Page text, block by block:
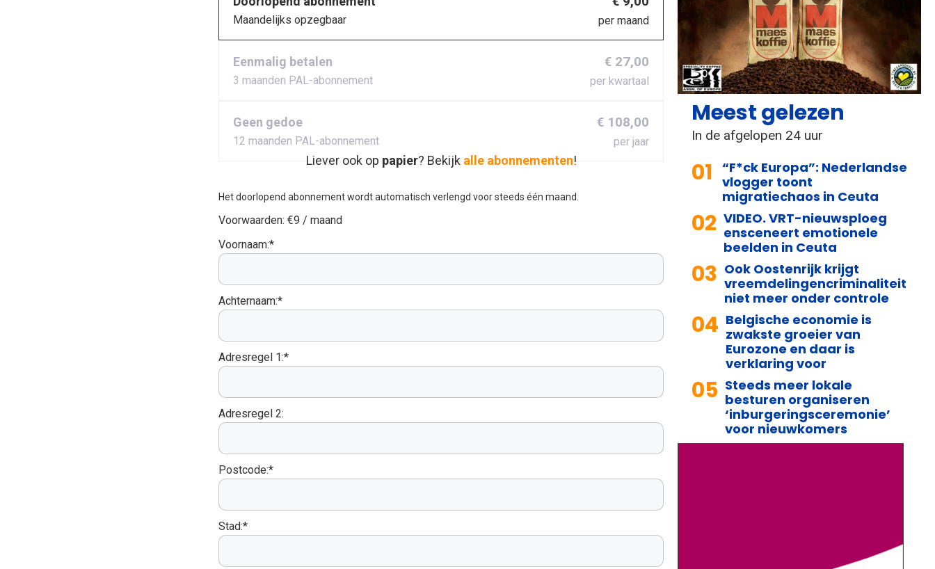
Maandelijks opzegbaar per maand
Eenmalig betalen
3 maanden PAL-abonnement
€ 27,00
per kwartaal
Geen gedoe
12 maanden PAL-abonnement
€ 108,00
per jaar
Liever ook op papier? Bekijk alle abonnementen!
Het doorlopend abonnement wordt automatisch verlengd voor steeds één maand.
Voorwaarden: €9 / maand
Voornaam:*
Achternaam:*
Adresregel 1:*
Adresregel 2:
Postcode:*
Stad:*
Meest gelezen
In de afgelopen 24 uur
01 “F*ck Europa”: Nederlandse
vlogger toont
migratiechaos in Ceuta
02 VIDEO. VRT-nieuwsploeg
ensceneert emotionele
beelden in Ceuta
03 Ook Oostenrijk krijgt
vreemdelingencriminaliteit
niet meer onder controle
04 Belgische economie is
zwakste groeier van
Eurozone en daar is
verklaring voor
05 Steeds meer lokale
besturen organiseren
‘inburgeringsceremonie’
voor nieuwkomers